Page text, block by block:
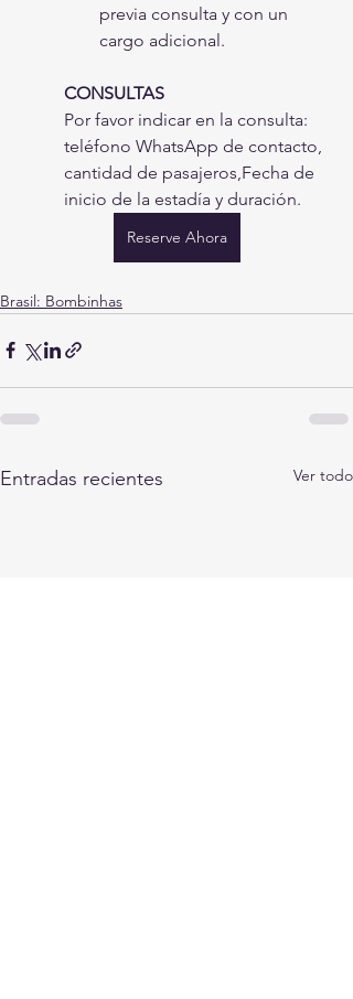
previa consulta y con un
cargo adicional.
CONSULTAS
Por favor indicar en la consulta:
teléfono WhatsApp de contacto,
cantidad de pasajeros,Fecha de
inicio de la estadía y duración.
Reserve Ahora
Brasil: Bombinhas
Entradas recientes Ver todo